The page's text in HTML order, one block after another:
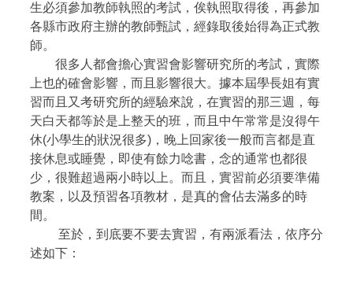
生必須參加教師執照的考試，俟執照取得後，再參加
各縣市政府主辦的教師甄試，經錄取後始得為正式教
師。
很多人都會擔心實習會影響研究所的考試，實際
上也的確會影響，而且影響很大。據本屆學長姐有實
習而且又考研究所的經驗來說，在實習的那三週，每
天白天都等於是上整天的班，而且中午常常是沒得午
休(小學生的狀況很多)，晚上回家後一般而言都是直
接休息或睡覺，即使有餘力唸書，念的通常也都很
少，很難超過兩小時以上。而且，實習前必須要準備
教案，以及預習各項教材，是真的會佔去滿多的時
間。
至於，到底要不要去實習，有兩派看法，依序分
述如下：